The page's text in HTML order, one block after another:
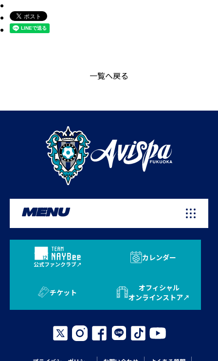
一覧へ戻る
MENU
公式ファンクラブ
カレンダー
チケット
オフィシャル
オンラインストア